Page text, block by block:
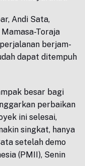
Andi Sata,
Toraja
berjam-
dapat ditempuh
besar bagi
perbaikan
ini selesai,
singkat, hanya
setelah demo
(PMII), Senin